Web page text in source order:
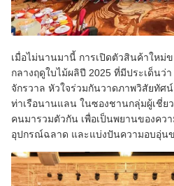
เมื่อไม่นานมานี้ การเปิดตัวสินค้าใหม่
กลางฤดูใบไม้ผลิปี 2025 ที่มีประเด็นว่
จักรวาล หัวใจร่วมกันวาดภาพวิสัยทัศ
ท่าเรือนานแลน ในซองชานกลุ่มผู้เชี่
คนมารวมตัวกัน เพื่อเป็นพยานของคว
อุปกรณ์ฉลาด และแบ่งปันความอบอุ่น